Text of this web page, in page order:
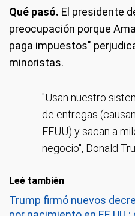
Qué pasó. El presidente
preocupación porque
paga impuestos"
minoristas.
"Usan nuestro
de entregas
EEUU) y sacan a
negocio", Donald
Leé también
Trump firmó nuevos